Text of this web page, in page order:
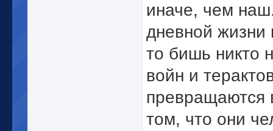
иначе, чем
дневной жизни
то бишь никто
войн и
превращаются
том, что они